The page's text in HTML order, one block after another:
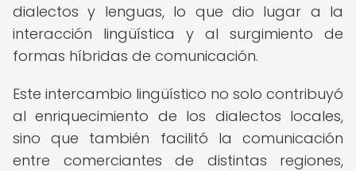
dialectos y lenguas, lo que dio lugar a la
interacción lingüística y al surgimiento de
formas híbridas de comunicación.
Este intercambio lingüístico no solo contribuyó
al enriquecimiento de los dialectos locales,
sino que también facilitó la comunicación
entre comerciantes de distintas regiones,